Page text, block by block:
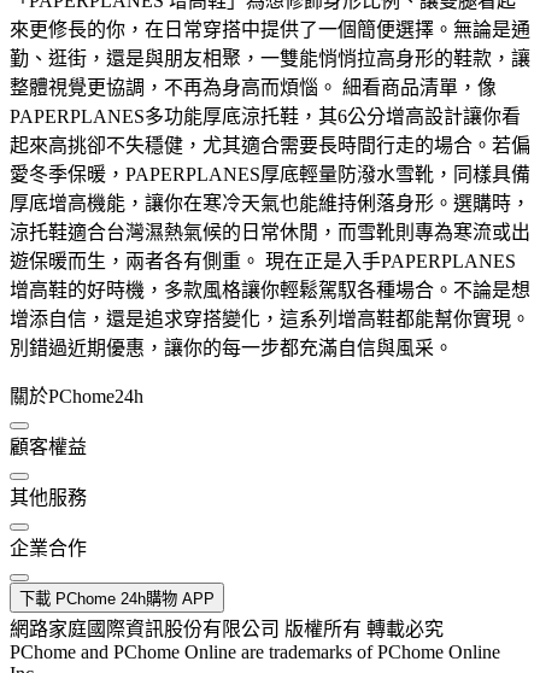
來更修長的你，在日常穿搭中提供了一個簡便選擇。無論是通
勤、逛街，還是與朋友相聚，一雙能悄悄拉高身形的鞋款，讓
整體視覺更協調，不再為身高而煩惱。 細看商品清單，像
PAPERPLANES多功能厚底涼托鞋，其6公分增高設計讓你看
起來高挑卻不失穩健，尤其適合需要長時間行走的場合。若偏
愛冬季保暖，PAPERPLANES厚底輕量防潑水雪靴，同樣具備
厚底增高機能，讓你在寒冷天氣也能維持俐落身形。選購時，
涼托鞋適合台灣濕熱氣候的日常休閒，而雪靴則專為寒流或出
遊保暖而生，兩者各有側重。 現在正是入手PAPERPLANES
增高鞋的好時機，多款風格讓你輕鬆駕馭各種場合。不論是想
增添自信，還是追求穿搭變化，這系列增高鞋都能幫你實現。
別錯過近期優惠，讓你的每一步都充滿自信與風采。
關於PChome24h
顧客權益
其他服務
企業合作
下載 PChome 24h購物 APP
網路家庭國際資訊股份有限公司 版權所有 轉載必究
PChome and PChome Online are trademarks of PChome Online